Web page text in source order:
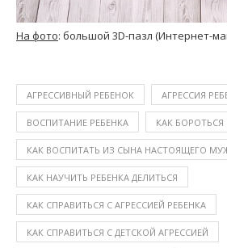
На фото: большой 3D-пазл (Интернет-
АГРЕССИВНЫЙ РЕБЕНОК АГРЕССИЯ
ВОСПИТАНИЕ РЕБЕНКА КАК БОРОТЬСЯ
КАК ВОСПИТАТЬ ИЗ СЫНА НАСТОЯЩЕГО
КАК НАУЧИТЬ РЕБЕНКА ДЕЛИТЬСЯ
КАК СПРАВИТЬСЯ С АГРЕССИЕЙ РЕБЕНКА
КАК СПРАВИТЬСЯ С ДЕТСКОЙ АГРЕССИЕЙ